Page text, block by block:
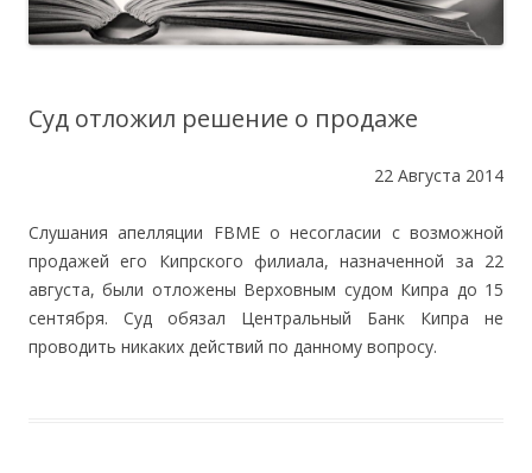
Суд отложил решение о продаже
22 Августа 2014
Слушания апелляции FBME о несогласии с возможной
продажей его Кипрского филиала, назначенной за 22
августа, были отложены Верховным судом Кипра до 15
сентября. Суд обязал Центральный Банк Кипра не
проводить никаких действий по данному вопросу.